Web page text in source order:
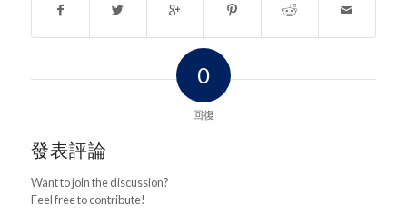
0
回復
發表評論
Want to join the discussion?
Feel free to contribute!